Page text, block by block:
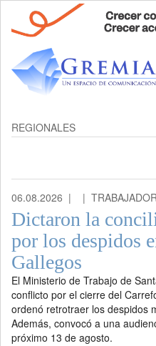
REGIONALES
06.08.2026 | |
Dictaron la
por los despidos
Gallegos
El Ministerio de Trabajo de
conflicto por el cierre del
ordenó retrotraer los despidos
Además, convocó a una
próximo 13 de agosto.